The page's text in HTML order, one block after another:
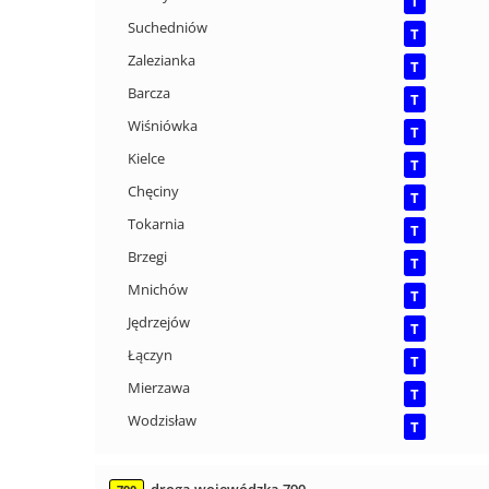
Suchedniów
T
Zalezianka
T
Barcza
T
Wiśniówka
T
Kielce
T
Chęciny
T
Tokarnia
T
Brzegi
T
Mnichów
T
Jędrzejów
T
Łączyn
T
Mierzawa
T
Wodzisław
T